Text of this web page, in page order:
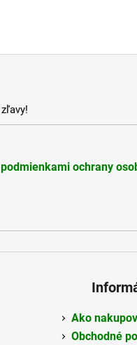
podmienkami ochrany
Ako
Obchodné